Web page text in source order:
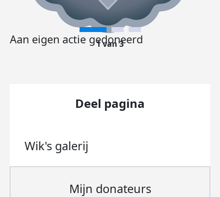
Aan eigen actie gedoneerd
1 van 3
Deel pagina
Wik's galerij
Mijn donateurs